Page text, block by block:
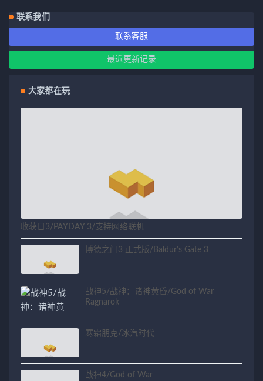
联系我们
联系客服
最近更新记录
大家都在玩
收获日3/PAYDAY 3/支持网络联机
博德之门3 正式版/Baldur’s Gate 3
战神5/战神：诸神黄昏/God of War
Ragnarok
寒霜朋克/冰汽时代
战神4/God of War